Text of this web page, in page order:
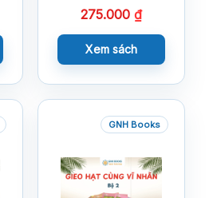
275.000 ₫
Xem sách
GNH Books